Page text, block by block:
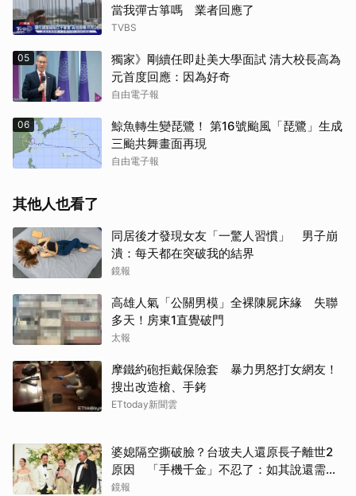
當我彈古箏嗎 業者回應了
TVBS
05
獨家》剛續任即赴美大學面試 清大校長高為
元首度回應：因為好奇
自由電子報
06
鯨魚轉生變琵鷺！ 第16號颱風「琵鷺」生成
三颱共舞畫面再現
自由電子報
其他人也看了
同居後才發現女友「一驚人習慣」 男子崩
潰：每天都在突破我的結界
鏡報
高雄人氣「公關男模」全裸陳屍床緣 失聯
多天！房東1直覺破門
太報
摩鐵約砲拒戴保險套 暴力男怒打女網友！
搜出改造槍、手銬
ETtoday新聞雲
婆媳隔空撕破臉？台玻夫人還原長子離世2
原因 「手機千金」不忍了：如其說還需要
離開嗎？
鏡報